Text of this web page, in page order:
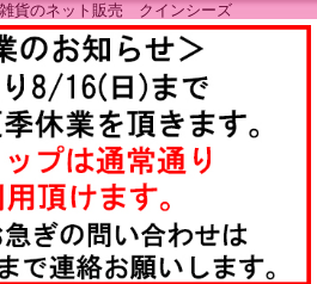
貨のネット販売 クインシーズ